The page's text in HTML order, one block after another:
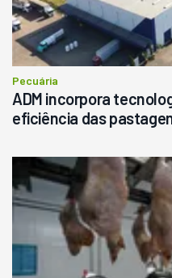
Pecuária
ADM incorpora
eficiência das